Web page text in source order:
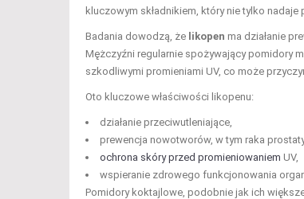
kluczowym składnikiem, który nie tylko
Badania dowodzą, że likopen ma działanie
Mężczyźni regularnie spożywający pomidory
szkodliwymi promieniami UV, co może
Oto kluczowe właściwości likopenu:
działanie przeciwutleniające,
prewencja nowotworów, w tym raka
ochrona skóry przed promieniowaniem UV,
wspieranie zdrowego funkcjonowania
Pomidory koktajlowe, podobnie jak ich